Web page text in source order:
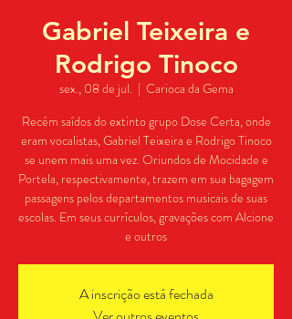
Gabriel Teixeira e
Rodrigo Tinoco
sex., 08 de jul.
  |
Carioca da Gema
Recém saídos do extinto grupo Dose Certa, onde
eram vocalistas, Gabriel Teixeira e Rodrigo Tinoco
se unem mais uma vez. Oriundos de Mocidade e
Portela, respectivamente, trazem em sua bagagem
passagens pelos departamentos musicais de suas
escolas. Em seus currículos, gravações com Alcione
e outros
A inscrição está fechada